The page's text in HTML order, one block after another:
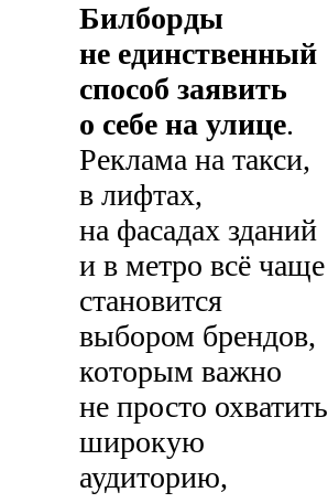
Билборды
не единственный
способ заявить
о себе на улице.
Реклама на такси,
в лифтах,
на фасадах зданий
и в метро всё чаще
становится
выбором брендов,
которым важно
не просто охватить
широкую
аудиторию,